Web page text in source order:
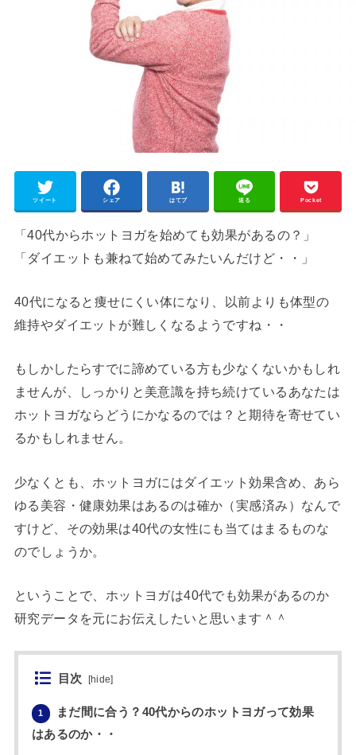
ツイート シェア はてブ 送る Pocket
「40代からホットヨガを始めても効果があるの？」
「ダイエットも兼ねて始めてみたいんだけど・・」
40代になると痩せにくい体になり、以前よりも体型の
維持やダイエットが難しくなるようですね・・
もしかしたらすでに諦めている方も少なくないかもしれ
ませんが、しっかりと美意識を持ち続けているあなたは
ホットヨガならどうにかなるのでは？と期待を寄せてい
るかもしれません。
少なくとも、ホットヨガにはダイエット効果含め、あら
ゆる美容・健康効果はあるのは確か（実感済み）なんで
すけど、その効果は40代の女性にも当てはまるものな
のでしょうか。
ということで、ホットヨガは40代でも効果があるのか
研究データを元にお伝えしたいと思います＾＾
目次 [hide]
1
まだ間に合う？40代からのホットヨガって効果
はあるのか・・